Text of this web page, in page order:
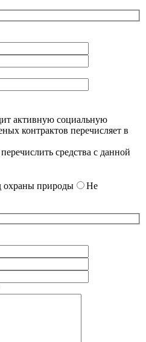
активную социальную
контрактов перечисляет в
средства с данной
охраны природы
Не